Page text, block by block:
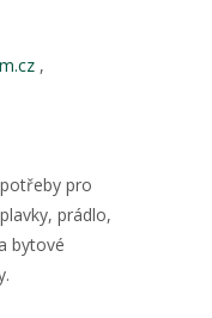
,
pro
prádlo,
bytové